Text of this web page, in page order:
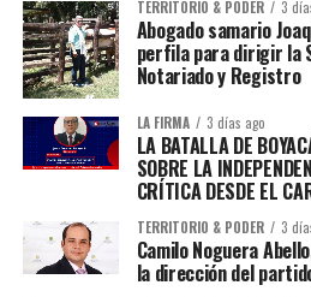
TERRITORIO & PODER 3
Abogado samario
perfila para dirigir la
Notariado y Registro
LA FIRMA 3 días ago
LA BATALLA DE
SOBRE LA
CRÍTICA DESDE EL
TERRITORIO & PODER 3
Camilo Noguera
la dirección del